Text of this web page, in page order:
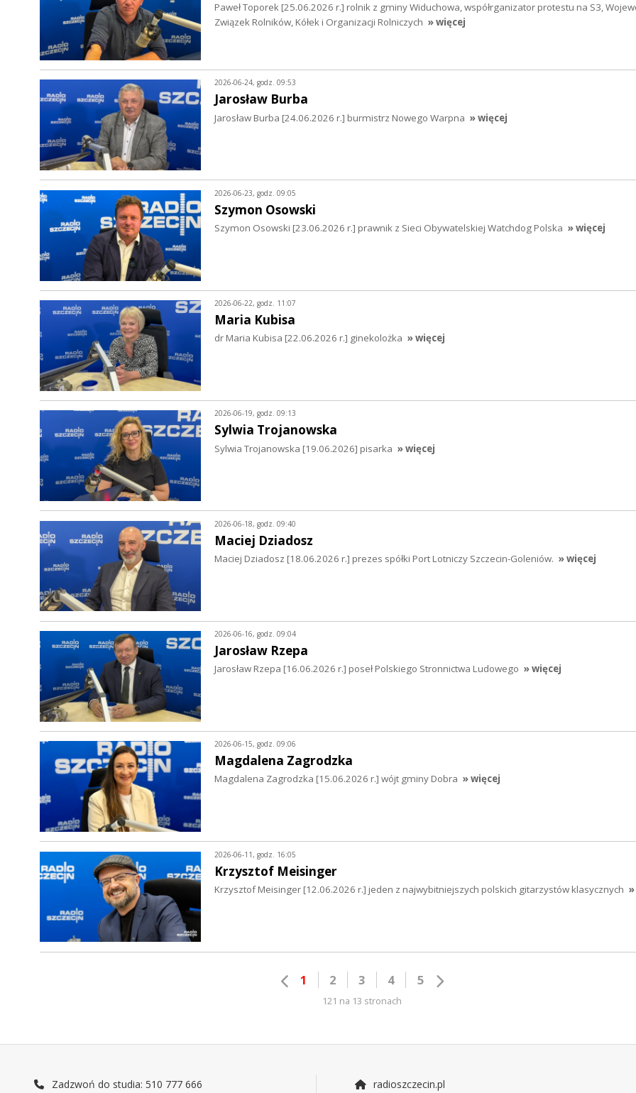
Paweł Toporek [25.06.2026 r.] rolnik z gminy Widuchowa, współrganizator protestu na S3,
Związek Rolników, Kółek i Organizacji Rolniczych » więcej
2026-06-24, godz. 09:53
Jarosław Burba
Jarosław Burba [24.06.2026 r.] burmistrz Nowego Warpna » więcej
2026-06-23, godz. 09:05
Szymon Osowski
Szymon Osowski [23.06.2026 r.] prawnik z Sieci Obywatelskiej Watchdog Polska » więcej
2026-06-22, godz. 11:07
Maria Kubisa
dr Maria Kubisa [22.06.2026 r.] ginekolożka » więcej
2026-06-19, godz. 09:13
Sylwia Trojanowska
Sylwia Trojanowska [19.06.2026] pisarka » więcej
2026-06-18, godz. 09:40
Maciej Dziadosz
Maciej Dziadosz [18.06.2026 r.] prezes spółki Port Lotniczy Szczecin-Goleniów. » więcej
2026-06-16, godz. 09:04
Jarosław Rzepa
Jarosław Rzepa [16.06.2026 r.] poseł Polskiego Stronnictwa Ludowego » więcej
2026-06-15, godz. 09:06
Magdalena Zagrodzka
Magdalena Zagrodzka [15.06.2026 r.] wójt gminy Dobra » więcej
2026-06-11, godz. 16:05
Krzysztof Meisinger
Krzysztof Meisinger [12.06.2026 r.] jeden z najwybitniejszych polskich gitarzystów klasycznych
1 2 3 4 5
121 na 13 stronach
Zadzwoń do studia: 510 777 666 radioszczecin.pl